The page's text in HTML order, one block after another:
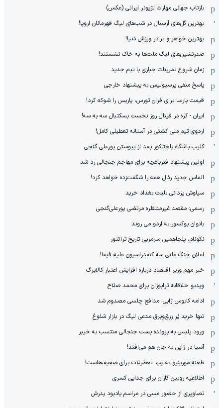
بازتاب جهانی مهارت لژیونر ایرانی (عکس)
بهترین گل‌های آرسنال در شب‌های لیگ قهرمانان اروپا!
بهترین خواهر و برادر ورزش دنیا!
صدرنشین‌های لیگ ملت‌ها به خاک نشستند!
زمان شروع تمرینات جباری با تیم جدید
پاسخ منفی پرسپولیس به پیشنهاد خارجی
قیمت بارسا برای فران تورس، پاریس را شوکه کرد!
ایران - کره در فینال روز نخست بسکتبال سه به سه!
اردوی تیم ملی کشتی در آستانه تعطیلی کامل!
کلیپ باشگاه پاختاکور بعد از پیوستن پورعلی گنجی
اولین پیشنهاد فنرباغچه برای مهاجم جنجالی رد شد
الماس جدید رئال همه را شگفت‌زده خواهد کرد!
سیاوش یزدانی بلیت بغداد خرید
رسمی: مقصد غیرمنتظره مرتضی پورعلی‌گنجی
بانوان بوکسور به اردو می روند
نکونام، پنجاهمین سرمربی تاریخ تراکتور
اعلان جنگ علنی سه کنفدراسیون علیه فیفا!
خبر مهم وزیر اقتصاد درباره افزایش اعتبار کالابرگ
ویدیو خلاقانه ترابوزان برای محمد صلاح
ادامه کابوس ژابی: مدافع چلسی مصدوم شد
تنها خرید پُر زرق‌وبرق مدعی لیگ در بازار شلوغ
ورود پلیس به پرونده پست جنجالی منتسب به خیبر
آسیا در ژاپن به جان هم می‌افتد!
طعنه مورینیو به پپ: تعطیلات برای ضعیف‌هاست!
اطلاعیه روبین کازان برای جدایی کسری
تصاویری از حضور مسی در مراسم یادبود پدرش